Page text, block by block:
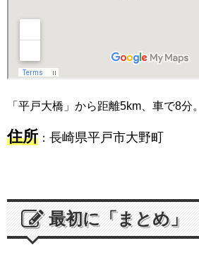
「平戸大橋」から距離5km、車で8分。
住所 ： 長崎県平戸市大野町
最初に「まとめ」